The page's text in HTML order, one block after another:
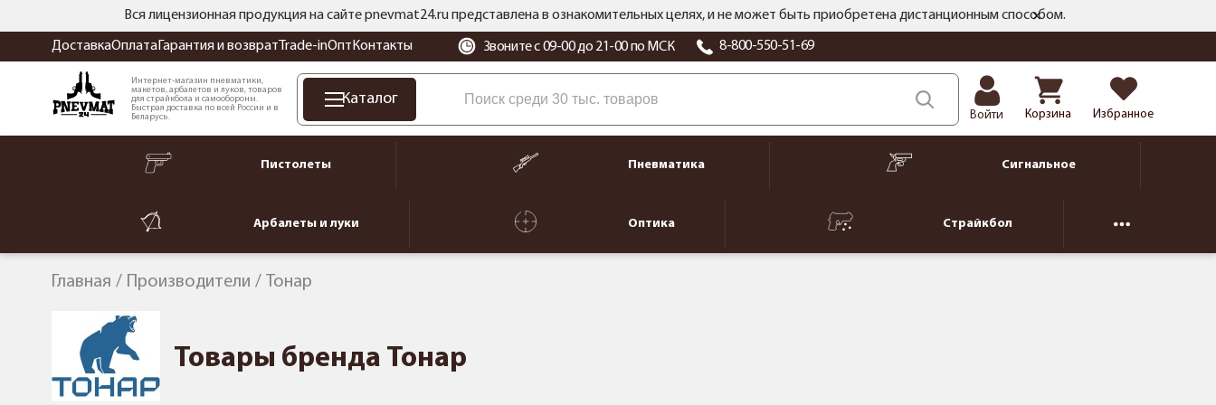
Вся лицензионная продукция на сайте pnevmat24.ru представлена в ознакомительных целях, и не может быть приобретена дистанционным способом.
ДоставкаОплата Гарантия и возврат Trade-inОпт Контакты Звоните с 09-00 до 21-00 по МСК 8-800-550-51-69
Интернет-магазин пневматики,
макетов, арбалетов и луков, товаров
для страйкбола и самообороны.
Быстрая доставка по всей России и в
Беларусь.
Каталог
Войти Корзина Избранное
Пистолеты Пневматика Сигнальное
Арбалеты и луки Оптика Страйкбол
Главная Производители Тонар
Товары бренда Тонар